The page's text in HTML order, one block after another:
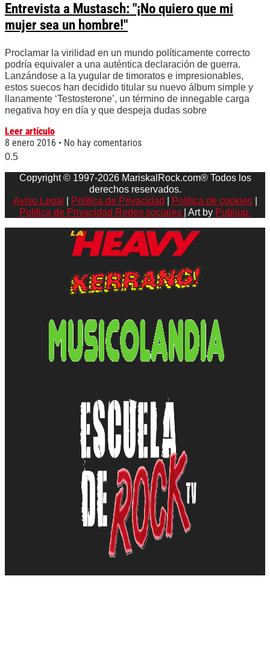
Entrevista a Mustasch: "¡No quiero que mi
mujer sea un hombre!"
Proclamar la virilidad en un mundo políticamente correcto
podría equivaler a una auténtica declaración de guerra.
Lanzándose a la yugular de timoratos e impresionables,
estos suecos han decidido titular su nuevo álbum simple y
llanamente ‘Testosterone’, un término de innegable carga
negativa hoy en día y que despeja dudas sobre
Leer artículo
8 enero 2016
No hay comentarios
Copyright © 1997-2026 MariskalRock.com® Todos los
derechos reservados.
Aviso Legal
Política de Privacidad Política de cookies|
Política de Privacidad Redes sociales
| Art by Publiup.